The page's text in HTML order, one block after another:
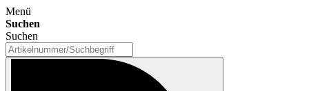
Menü
Suchen
Suchen